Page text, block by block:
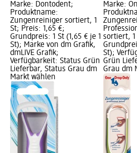
Marke: Dontodent;
Produktname:
Zungenreiniger sortiert, 1
St; Preis: 1,65 €;
Grundpreis: 1 St (1,65 € je 1
St); Marke von dm Grafik,
dmLIVE Grafik;
Verfügbarkeit: Status Grün
Lieferbar, Status Grau dm
Markt wählen
Marke:
sortiert, 1
St);
Grün
Grau dm